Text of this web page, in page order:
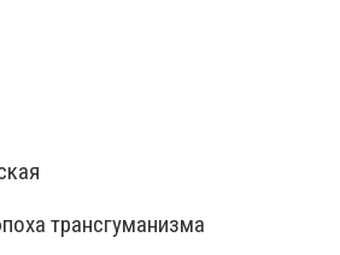
трансгуманизма